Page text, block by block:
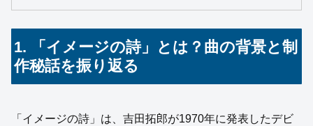
1. 「イメージの詩」とは？曲の背景と制
作秘話を振り返る
「イメージの詩」は、吉田拓郎が1970年に発表したデビ